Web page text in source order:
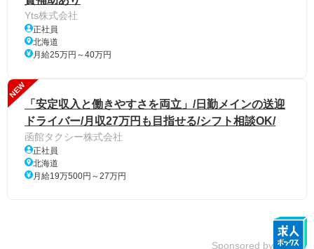
Yts株式会社
正社員
北海道
月給25万円～40万円
NEW
「安定収入と働きやすさを両立」/日勤メインの送迎
ドライバー/月収27万円も目指せる/シフト相談OK/
函館タクシー株式会社
正社員
北海道
月給19万500円～27万円
Sponsored by